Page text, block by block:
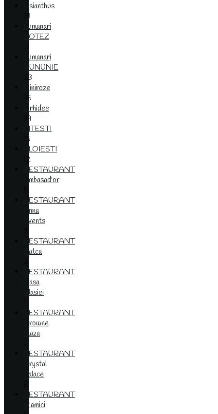
Lisianthus
73
Lumanari
BOTEZ
Lumanari
CUNUNIE
23
Miniroze
75
Orhidee
39
PITESTI
15
PLOIESTI
12
RESTAURANT
Ambasad'or
RESTAURANT
Anna
Events
RESTAURANT
Batca
RESTAURANT
Casa
Vlasiei
RESTAURANT
Crowne
Plaza
RESTAURANT
Crystal
Palace
RESTAURANT
D'amici